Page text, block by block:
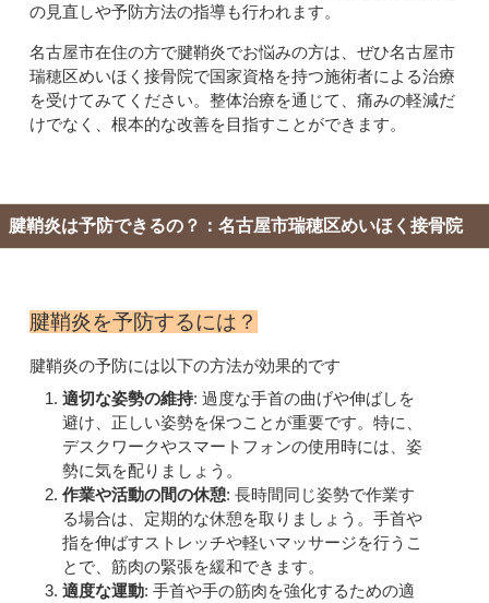
の見直しや予防方法の指導も行われます。
名古屋市在住の方で腱鞘炎でお悩みの方は、ぜひ名古屋市
瑞穂区めいほく接骨院で国家資格を持つ施術者による治療
を受けてみてください。整体治療を通じて、痛みの軽減だ
けでなく、根本的な改善を目指すことができます。
腱鞘炎は予防できるの？：名古屋市瑞穂区めいほく接骨院
腱鞘炎を予防するには？
腱鞘炎の予防には以下の方法が効果的です
適切な姿勢の維持: 過度な手首の曲げや伸ばしを
避け、正しい姿勢を保つことが重要です。特に、
デスクワークやスマートフォンの使用時には、姿
勢に気を配りましょう。
作業や活動の間の休憩: 長時間同じ姿勢で作業す
る場合は、定期的な休憩を取りましょう。手首や
指を伸ばすストレッチや軽いマッサージを行うこ
とで、筋肉の緊張を緩和できます。
適度な運動: 手首や手の筋肉を強化するための適